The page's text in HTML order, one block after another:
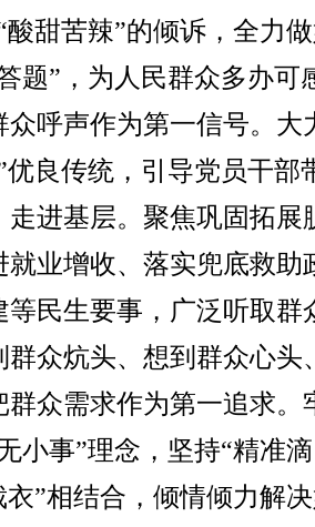
酸甜苦辣”的倾诉，全力
题”，为人民群众多办可
众呼声作为第一信号。大
优良传统，引导党员干部
走进基层。聚焦巩固拓展
就业增收、落实兜底救助
等民生要事，广泛听取群
群众炕头、想到群众心头
群众需求作为第一追求。
小事”理念，坚持“精准滴
衣”相结合，倾情倾力解